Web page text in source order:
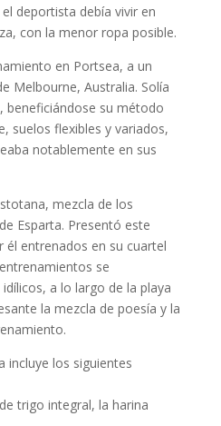
deportista debía vivir en
con la menor ropa posible.
en Portsea, a un
Melbourne, Australia. Solía
beneficiándose su método
suelos flexibles y variados,
notablemente en sus
mezcla de los
Esparta. Presentó este
entrenados en su cuartel
se
a lo largo de la playa
la mezcla de poesía y la
incluye los siguientes
trigo integral, la harina